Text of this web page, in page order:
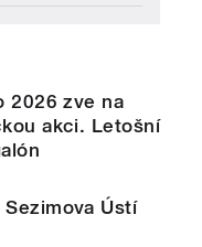
2026 zve na
akci. Letošní
Ústí